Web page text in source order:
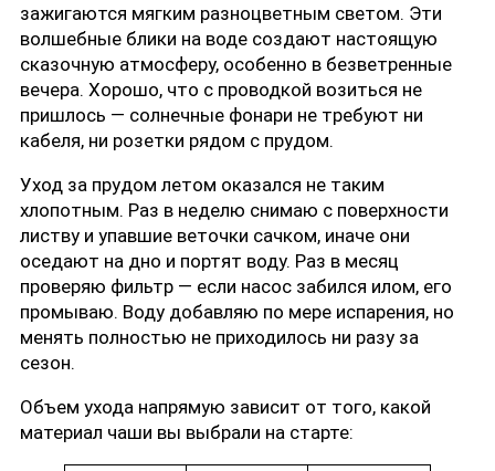
зажигаются мягким разноцветным светом. Эти
волшебные блики на воде создают настоящую
сказочную атмосферу, особенно в безветренные
вечера. Хорошо, что с проводкой возиться не
пришлось — солнечные фонари не требуют ни
кабеля, ни розетки рядом с прудом.
Уход за прудом летом оказался не таким
хлопотным. Раз в неделю снимаю с поверхности
листву и упавшие веточки сачком, иначе они
оседают на дно и портят воду. Раз в месяц
проверяю фильтр — если насос забился илом, его
промываю. Воду добавляю по мере испарения, но
менять полностью не приходилось ни разу за
сезон.
Объем ухода напрямую зависит от того, какой
материал чаши вы выбрали на старте: